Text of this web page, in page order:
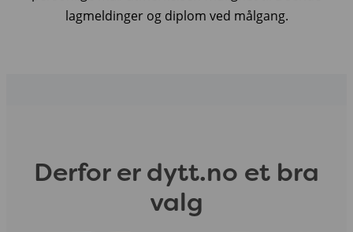
lagmeldinger og diplom ved målgang.
Derfor er dytt.no et bra
valg